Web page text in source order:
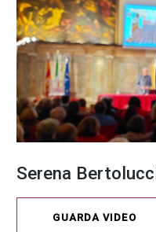
Serena
GUARDA VIDEO